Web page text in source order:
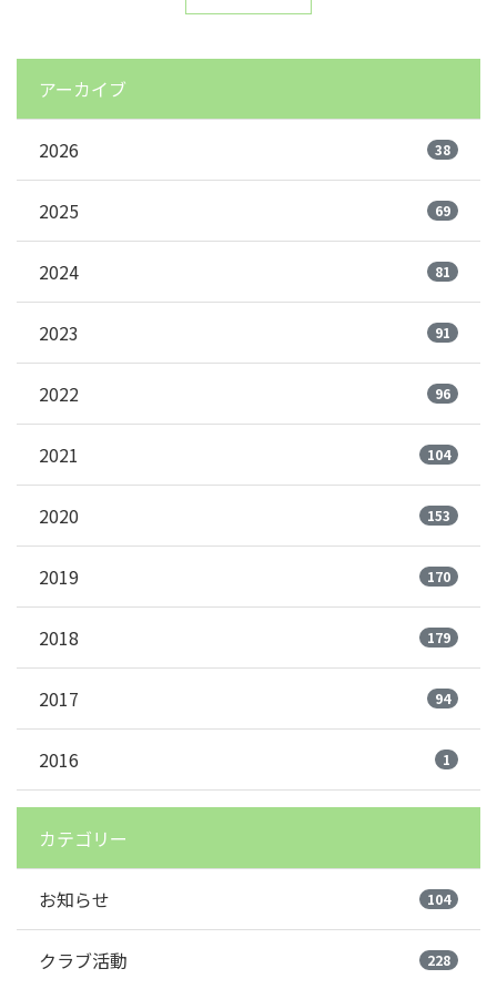
アーカイブ
2026 38
2025 69
2024 81
2023 91
2022 96
2021 104
2020 153
2019 170
2018 179
2017 94
2016 1
カテゴリー
お知らせ 104
クラブ活動 228